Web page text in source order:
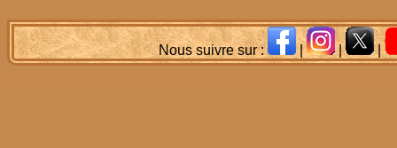
Nous suivre sur : | | |